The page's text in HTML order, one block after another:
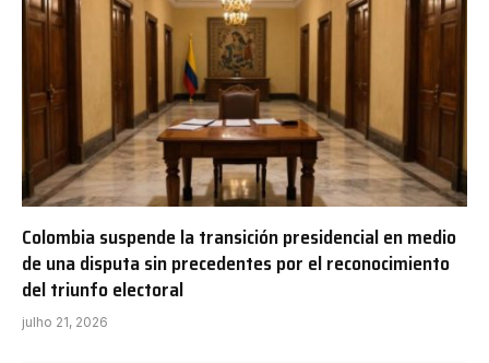
Colombia suspende la transición presidencial en medio
de una disputa sin precedentes por el reconocimiento
del triunfo electoral
julho 21, 2026